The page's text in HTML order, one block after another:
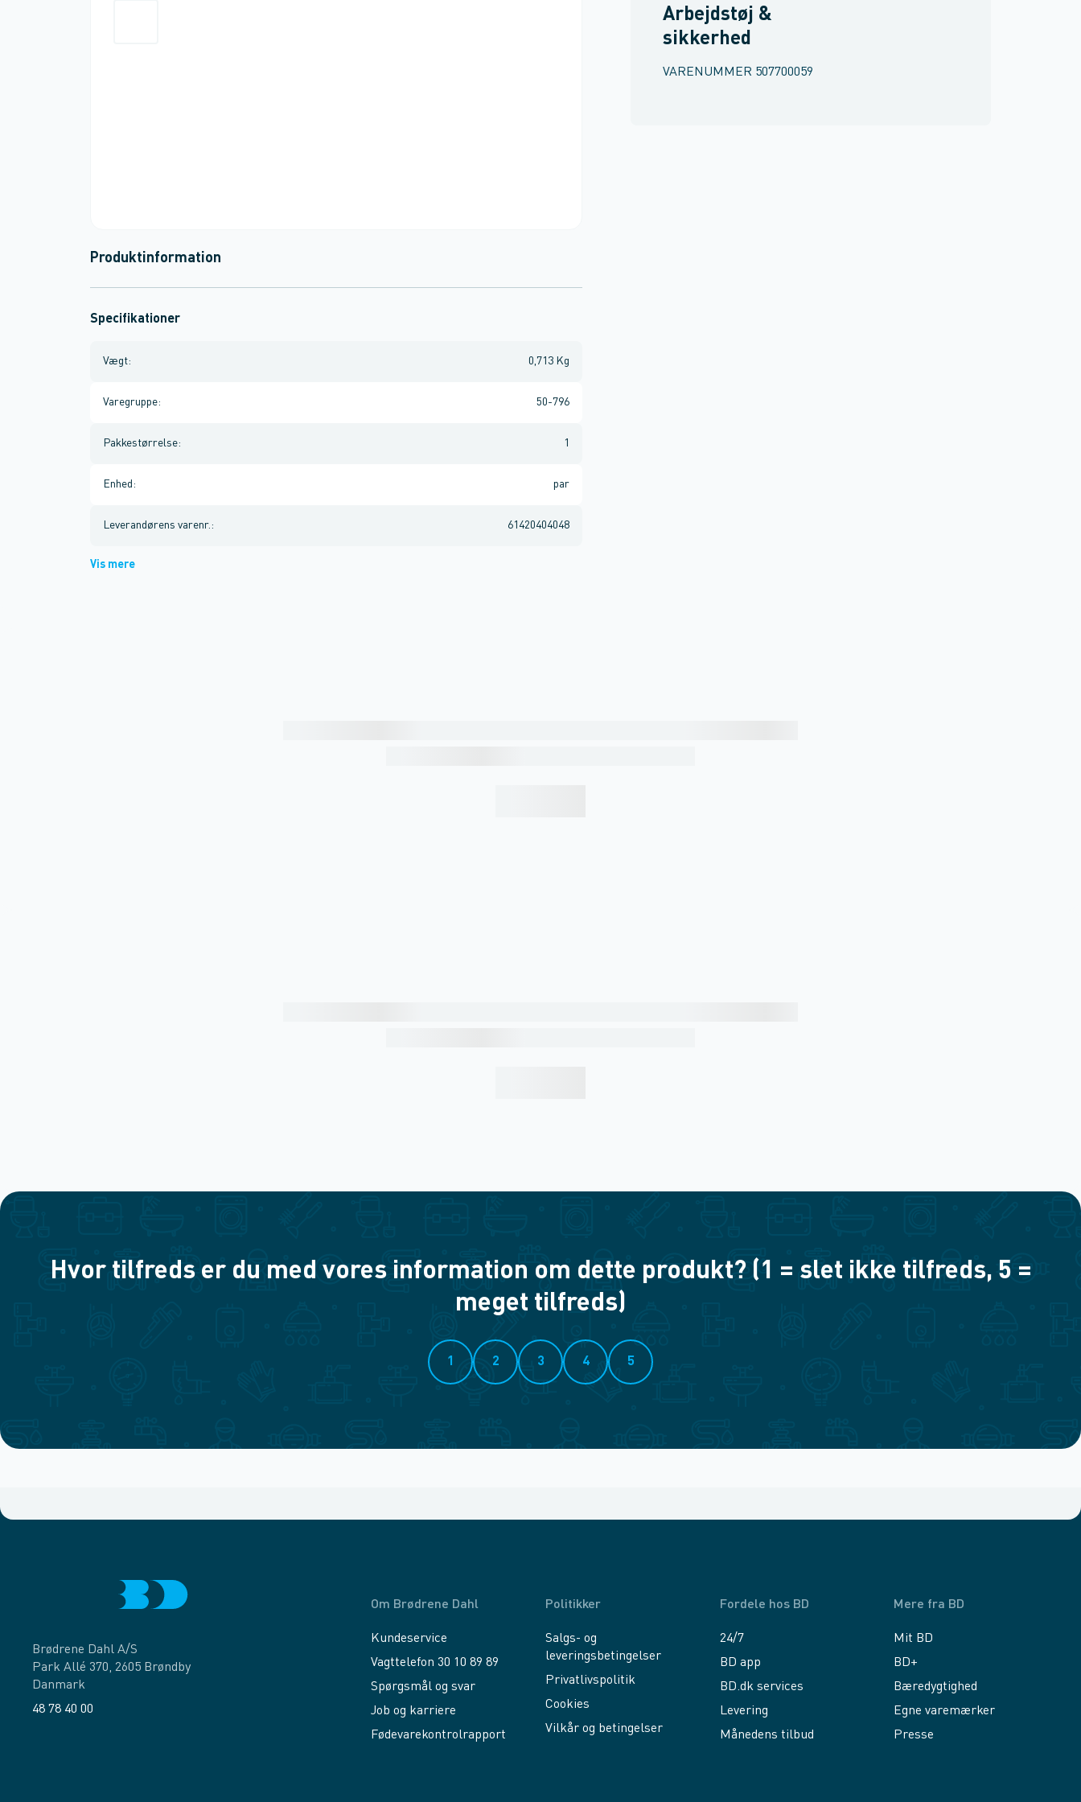
Arbejdstøj &
sikkerhed
VARENUMMER 507700059
Produktinformation
Specifikationer
Vægt: 0,713 Kg
Varegruppe: 50-796
Pakkestørrelse: 1
Enhed : par
Leverandørens varenr. : 61420404048
Vis mere
Hvor tilfreds er du med vores information om dette produkt? (1 = slet ikke tilfreds, 5 =
meget tilfreds)
1 2 3 4 5
Brødrene Dahl A/S
Park Allé 370, 2605 Brøndby
Danmark
48 78 40 00
Om Brødrene Dahl
Kundeservice
Vagttelefon 30 10 89 89
Spørgsmål og svar
Job og karriere
Fødevarekontrolrapport
Politikker
Salgs- og
leveringsbetingelser
Privatlivspolitik
Cookies
Vilkår og betingelser
Fordele hos BD
24/7
BD app
BD.dk services
Levering
Månedens tilbud
Mere fra BD
Mit BD
BD+
Bæredygtighed
Egne varemærker
Presse